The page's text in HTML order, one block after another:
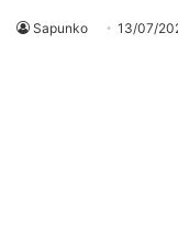
Sapunko 13/07/